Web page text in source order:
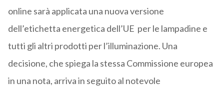
online sarà applicata una nuova versione
dell’etichetta energetica dell’UE per le lampadine e
tutti gli altri prodotti per l’illuminazione. Una
decisione, che spiega la stessa Commissione europea
in una nota, arriva in seguito al notevole